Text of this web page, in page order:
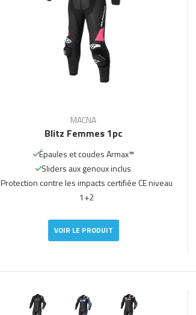
MACNA
Blitz Femmes 1pc
Épaules et coudes Armax™
Sliders aux genoux inclus
Protection contre les impacts certifiée CE niveau
1+2
VOIR LE PRODUIT